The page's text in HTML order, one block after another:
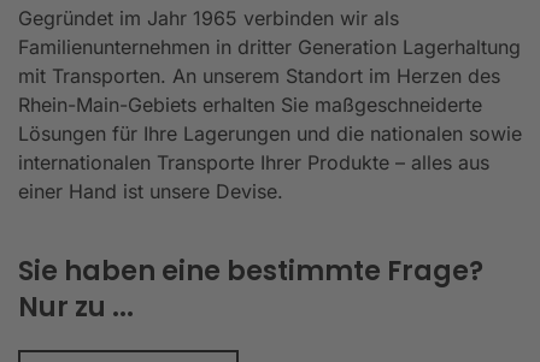
Gegründet im Jahr 1965 verbinden wir als
Familienunternehmen in dritter Generation Lagerhaltung
mit Transporten. An unserem Standort im Herzen des
Rhein-Main-Gebiets erhalten Sie maßgeschneiderte
Lösungen für Ihre Lagerungen und die nationalen sowie
internationalen Transporte Ihrer Produkte – alles aus
einer Hand ist unsere Devise.
Sie haben eine bestimmte Frage?
Nur zu ...